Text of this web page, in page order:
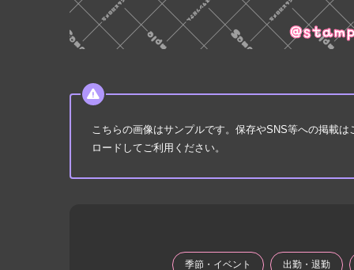
こちらの画像はサンプルです。保存やSNS等への掲載
ロードしてご利用ください。
季節・イベント 出勤・退勤